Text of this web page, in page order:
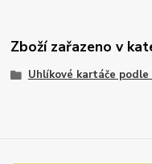
Zboží zařazeno v
Uhlíkové kartáče